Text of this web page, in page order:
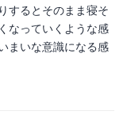
するとそのまま寝そ
なっていくような感
まいな意識になる感